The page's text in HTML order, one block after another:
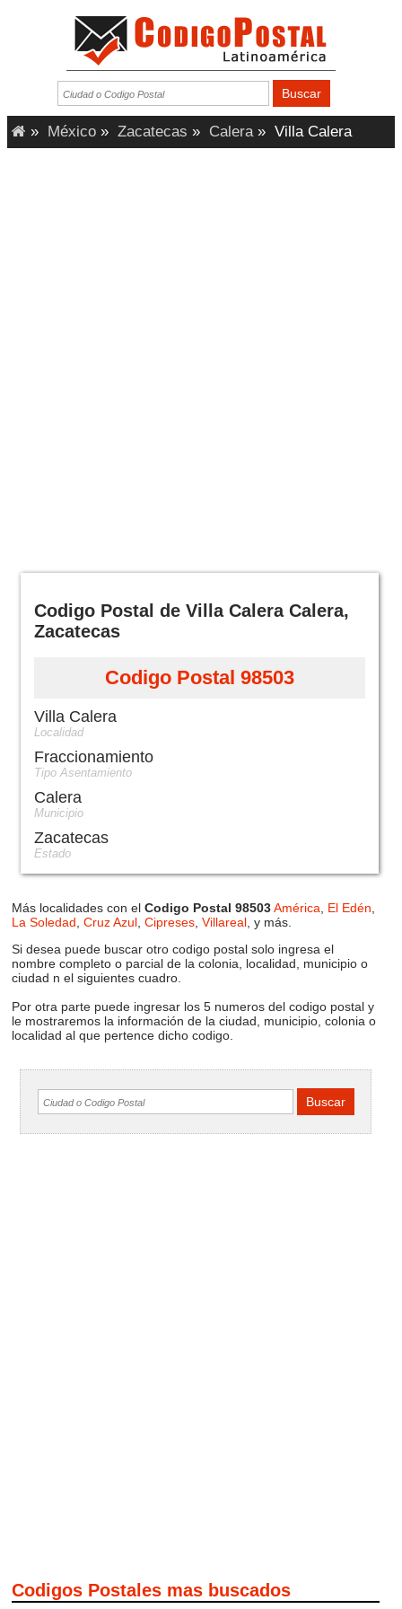
» México » Zacatecas » Calera » Villa Calera
Codigo Postal de Villa Calera Calera,
Zacatecas
Codigo Postal 98503
Villa Calera
Localidad
Fraccionamiento
Tipo Asentamiento
Calera
Municipio
Zacatecas
Estado
Más localidades con el Codigo Postal 98503América El Edén
La Soledad Cruz Azul Cipreses Villareal , y más.
Si desea puede buscar otro codigo postal solo ingresa el
nombre completo o parcial de la colonia, localidad, municipio o
ciudad n el siguientes cuadro.
Por otra parte puede ingresar los 5 numeros del codigo postal y
le mostraremos la información de la ciudad, municipio, colonia o
localidad al que pertence dicho codigo.
Codigos Postales mas buscados